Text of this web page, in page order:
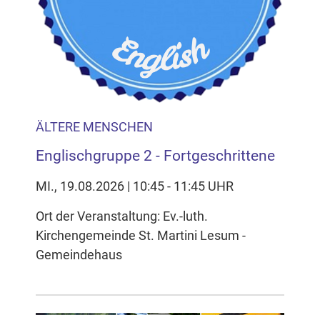
ÄLTERE MENSCHEN
Englischgruppe 2 - Fortgeschrittene
MI., 19.08.2026 | 10:45 - 11:45 UHR
Ort der Veranstaltung: Ev.-luth.
Kirchengemeinde St. Martini Lesum -
Gemeindehaus